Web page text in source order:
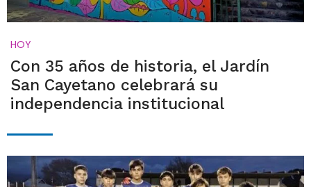
HOY
Con 35 años de historia, el Jardín
San Cayetano celebrará su
independencia institucional